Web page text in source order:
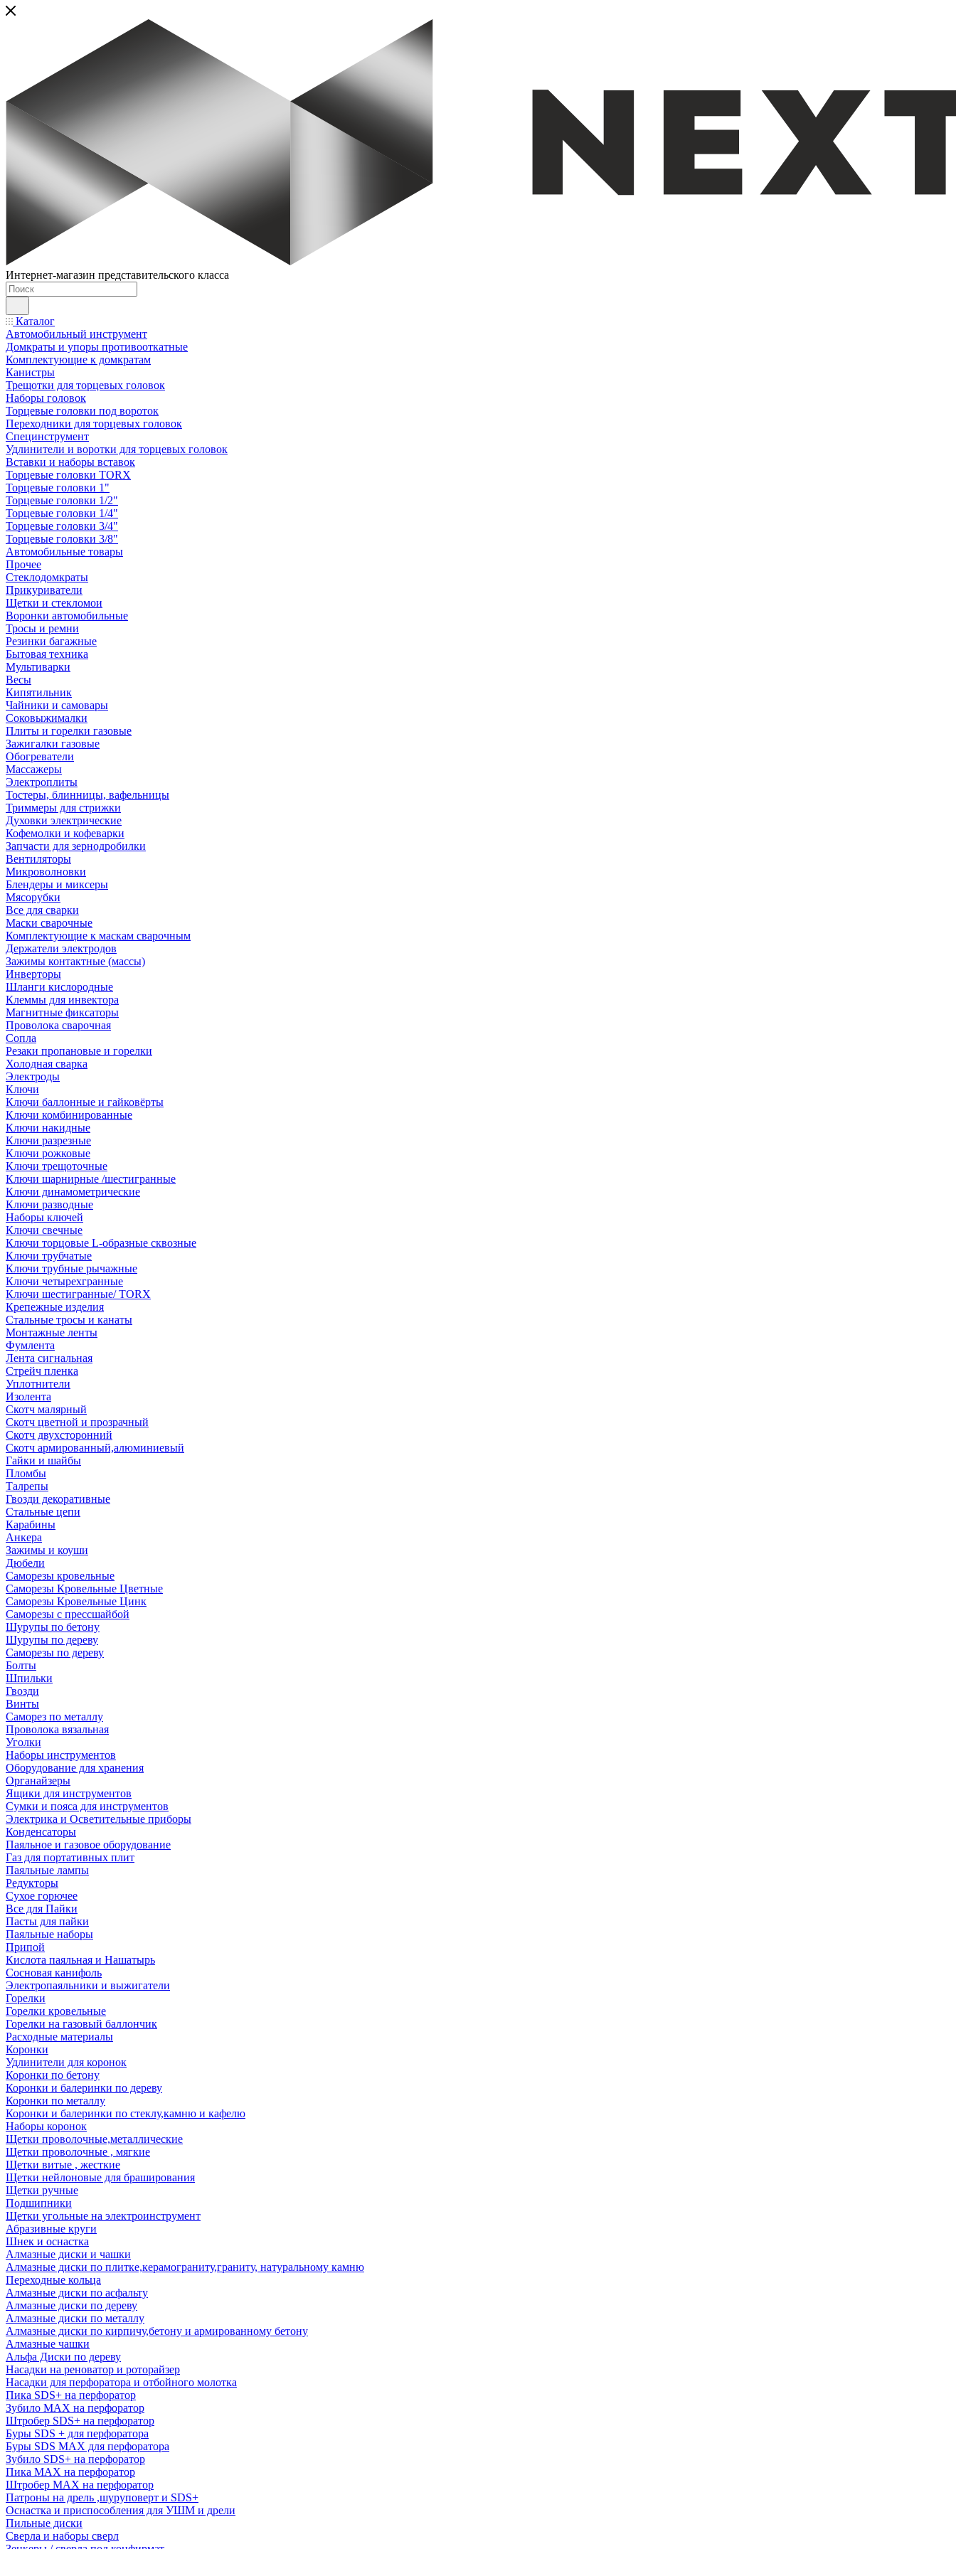
Интернет-магазин представительского класса
Каталог
Автомобильный инструмент
Домкраты и упоры противооткатные
Комплектующие к домкратам
Канистры
Трещотки для торцевых головок
Наборы головок
Торцевые головки под вороток
Переходники для торцевых головок
Специнструмент
Удлинители и воротки для торцевых головок
Вставки и наборы вставок
Торцевые головки TORX
Торцевые головки 1"
Торцевые головки 1/2"
Торцевые головки 1/4"
Торцевые головки 3/4"
Торцевые головки 3/8"
Автомобильные товары
Прочее
Стеклодомкраты
Прикуриватели
Щетки и стекломои
Воронки автомобильные
Тросы и ремни
Резинки багажные
Бытовая техника
Мультиварки
Весы
Кипятильник
Чайники и самовары
Соковыжималки
Плиты и горелки газовые
Зажигалки газовые
Обогреватели
Массажеры
Электроплиты
Тостеры, блинницы, вафельницы
Триммеры для стрижки
Духовки электрические
Кофемолки и кофеварки
Запчасти для зернодробилки
Вентиляторы
Микроволновки
Блендеры и миксеры
Мясорубки
Все для сварки
Маски сварочные
Комплектующие к маскам сварочным
Держатели электродов
Зажимы контактные (массы)
Инверторы
Шланги кислородные
Клеммы для инвектора
Магнитные фиксаторы
Проволока сварочная
Сопла
Резаки пропановые и горелки
Холодная сварка
Электроды
Ключи
Ключи баллонные и гайковёрты
Ключи комбинированные
Ключи накидные
Ключи разрезные
Ключи рожковые
Ключи трещоточные
Ключи шарнирные /шестигранные
Ключи динамометрические
Ключи разводные
Наборы ключей
Ключи свечные
Ключи торцовые L-образные сквозные
Ключи трубчатые
Ключи трубные рычажные
Ключи четырехгранные
Ключи шестигранные/ TORX
Крепежные изделия
Стальные тросы и канаты
Монтажные ленты
Фумлента
Лента сигнальная
Стрейч пленка
Уплотнители
Изолента
Скотч малярный
Скотч цветной и прозрачный
Скотч двухсторонний
Скотч армированный,алюминиевый
Гайки и шайбы
Пломбы
Талрепы
Гвозди декоративные
Стальные цепи
Карабины
Анкера
Зажимы и коуши
Дюбели
Саморезы кровельные
Саморезы Кровельные Цветные
Саморезы Кровельные Цинк
Саморезы с прессшайбой
Шурупы по бетону
Шурупы по дереву
Саморезы по дереву
Болты
Шпильки
Гвозди
Винты
Саморез по металлу
Проволока вязальная
Уголки
Наборы инструментов
Оборудование для хранения
Органайзеры
Ящики для инструментов
Сумки и пояса для инструментов
Электрика и Осветительные приборы
Конденсаторы
Паяльное и газовое оборудование
Газ для портативных плит
Паяльные лампы
Редукторы
Сухое горючее
Все для Пайки
Пасты для пайки
Паяльные наборы
Припой
Кислота паяльная и Нашатырь
Сосновая канифоль
Электропаяльники и выжигатели
Горелки
Горелки кровельные
Горелки на газовый баллончик
Расходные материалы
Коронки
Удлинители для коронок
Коронки по бетону
Коронки и балеринки по дереву
Коронки по металлу
Коронки и балеринки по стеклу,камню и кафелю
Наборы коронок
Щетки проволочные,металлические
Щетки проволочные , мягкие
Щетки витые , жесткие
Щетки нейлоновые для браширования
Щетки ручные
Подшипники
Щетки угольные на электроинструмент
Абразивные круги
Шнек и оснастка
Алмазные диски и чашки
Алмазные диски по плитке,керамограниту,граниту, натуральному камню
Переходные кольца
Алмазные диски по асфальту
Алмазные диски по дереву
Алмазные диски по металлу
Алмазные диски по кирпичу,бетону и армированному бетону
Алмазные чашки
Альфа Диски по дереву
Насадки на реноватор и роторайзер
Насадки для перфоратора и отбойного молотка
Пика SDS+ на перфоратор
Зубило MAX на перфоратор
Штробер SDS+ на перфоратор
Буры SDS + для перфоратора
Буры SDS MAX для перфоратора
Зубило SDS+ на перфоратор
Пика MAX на перфоратор
Штробер MAX на перфоратор
Патроны на дрель ,шуруповерт и SDS+
Оснастка и приспособления для УШМ и дрели
Пильные диски
Сверла и наборы сверл